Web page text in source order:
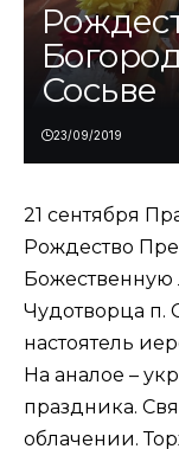
Сосьве
23/09/2019
21 сентября
Рождество
Божественную
Чудотворца п.
настоятель
На аналое –
праздника.
облачении.